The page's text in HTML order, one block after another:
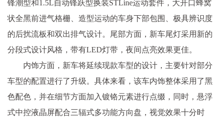
锋潮型和1.5L自动锋跃型换装STLine运动套件，大开口蜂窝
状全黑前进气格栅、造型运动的车身下部包围、极具辨识度
的后扰流板和双出排气设计。尾部方面，新车尾灯采用新的
分段式设计风格，带有LED灯带，夜间点亮效果更佳。
内饰方面，新车将延续现款车型的设计，主要针对部分
车型的配置进行了升级。具体来看，该车内饰整体采用了黑
色配色，并在细节方面加入镀铬元素进行点缀，同时，悬浮
式中控液晶屏配合三辐式多功能方向盘，视觉效果十分时